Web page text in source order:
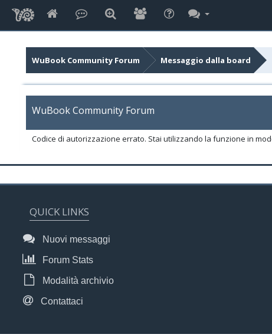
WuBook Community Forum Messaggio dalla board
WuBook Community Forum
Codice di autorizzazione errato. Stai utilizzando la funzione in
QUICK LINKS
Nuovi messaggi
Forum Stats
Modalità archivio
Contattaci